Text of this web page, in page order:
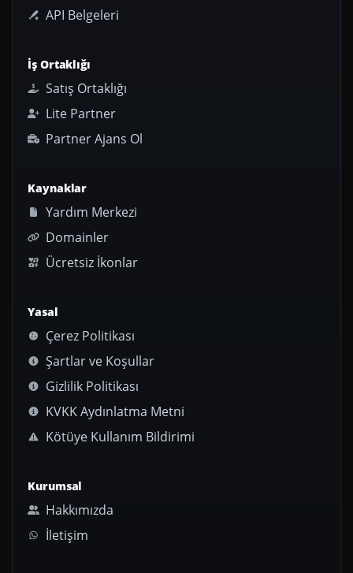
API Belgeleri
İş Ortaklığı
Satış Ortaklığı
Lite Partner
Partner Ajans Ol
Kaynaklar
Yardım Merkezi
Domainler
Ücretsiz İkonlar
Yasal
Çerez Politikası
Şartlar ve Koşullar
Gizlilik Politikası
KVKK Aydınlatma Metni
Kötüye Kullanım Bildirimi
Kurumsal
Hakkımızda
İletişim